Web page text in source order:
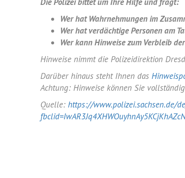
Wer hat Wahrnehmungen im
Wer hat verdächtige Personen am
Wer kann Hinweise zum Verbleib
Hinweise nimmt die Polizeidirektion
Darüber hinaus steht Ihnen das
Achtung: Hinweise können Sie
Quelle: https://www.polizei.sachsen.de/